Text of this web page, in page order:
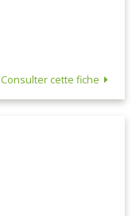
Consulter cette fiche